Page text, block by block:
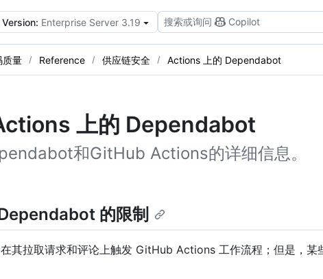
Version: Enterprise Server 3.19 搜索或询问 Copilot
质量 Reference 供应链安全 Actions 上的 Dependabot
上的 Dependabot
和GitHub Actions的详细信息。
的限制
其拉取请求和评论上触发 GitHub Actions 工作流程；但是，某